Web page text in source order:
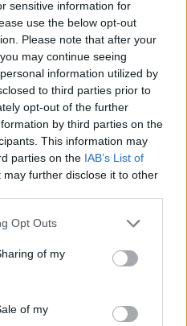
sensitive information for
use the below opt-out
Please note that after your
may continue seeing
information utilized by
to third parties prior to
opt-out of the further
by third parties on the
This information may
parties on the IAB’s List of
may further disclose it to other
uses one or more Google
behaviour. You may click to
and its third-party tags to
purposes in below Google
Opt Outs
of my
of my
gyártásuk során
egyes tárgyon
printerrel készített öt
A kulcsokról tintasugaras
képet. A képeket úgy
követően, az